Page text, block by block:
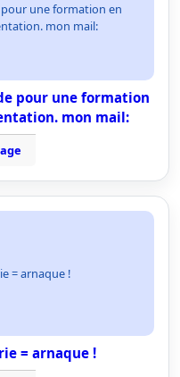
une formation en
mon mail:
pour une formation
mon mail:
= arnaque !
= arnaque !